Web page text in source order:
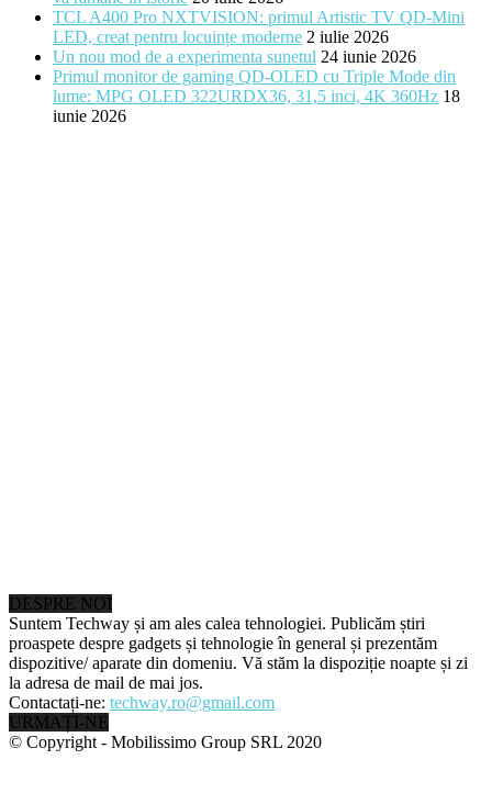
TCL A400 Pro NXTVISION: primul Artistic TV QD-Mini
LED, creat pentru locuințe moderne 2 iulie 2026
Un nou mod de a experimenta sunetul 24 iunie 2026
Primul monitor de gaming QD-OLED cu Triple Mode din
lume: MPG OLED 322URDX36, 31,5 inci, 4K 360Hz 18
iunie 2026
DESPRE NOI
Suntem Techway și am ales calea tehnologiei. Publicăm știri
proaspete despre gadgets și tehnologie în general și prezentăm
dispozitive/ aparate din domeniu. Vă stăm la dispoziție noapte și zi
la adresa de mail de mai jos.
Contactați-ne: techway.ro@gmail.com
URMAȚI-NE
© Copyright - Mobilissimo Group SRL 2020